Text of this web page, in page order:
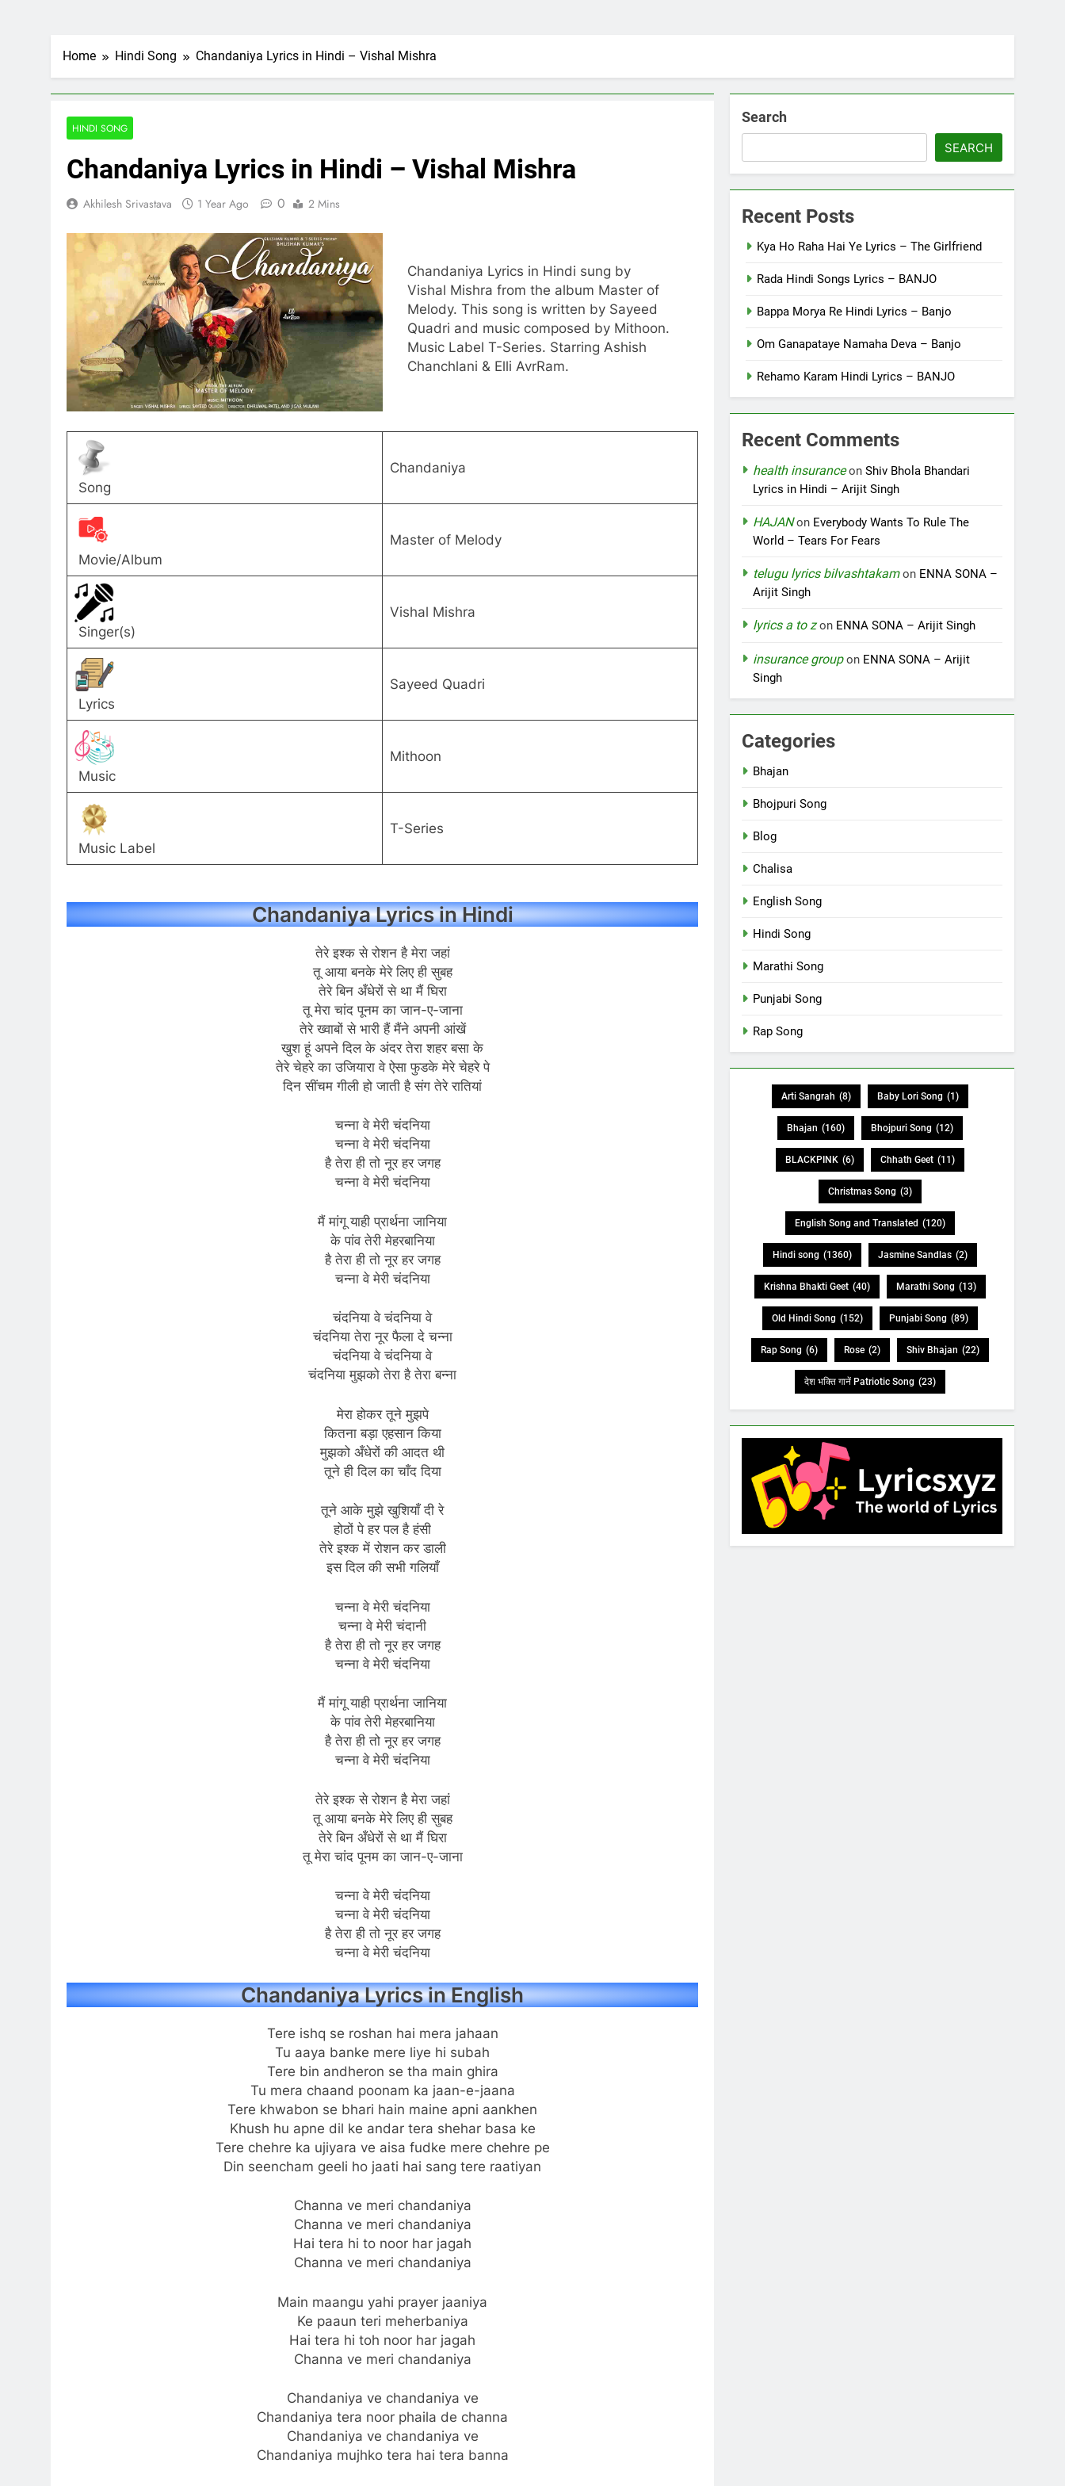
Home Hindi Song Chandaniya Lyrics in Hindi – Vishal Mishra
HINDI SONG
Chandaniya Lyrics in Hindi – Vishal Mishra
Akhilesh Srivastava 1 Year Ago 0 2 Mins
Chandaniya Lyrics in Hindi sung by
Vishal Mishra from the album Master of
Melody. This song is written by Sayeed
Quadri and music composed by Mithoon.
Music Label T-Series. Starring Ashish
Chanchlani & Elli AvrRam.
Song
Chandaniya
Movie/Album
Master of Melody
Singer(s)
Vishal Mishra
Lyrics
Sayeed Quadri
Music
Mithoon
Music Label
T-Series
Chandaniya Lyrics in Hindi
तेरे इश्क से रोशन है मेरा जहां
तू आया बनके मेरे लिए ही सुबह
तेरे बिन अँधेरों से था मैं घिरा
तू मेरा चांद पूनम का जान-ए-जाना
तेरे ख्वाबों से भारी हैं मैंने अपनी आंखें
खुश हूं अपने दिल के अंदर तेरा शहर बसा के
तेरे चेहरे का उजियारा वे ऐसा फुडके मेरे चेहरे पे
दिन सींचम गीली हो जाती है संग तेरे रातियां
चन्ना वे मेरी चंदनिया
चन्ना वे मेरी चंदनिया
है तेरा ही तो नूर हर जगह
चन्ना वे मेरी चंदनिया
मैं मांगू याही प्रार्थना जानिया
के पांव तेरी मेहरबानिया
है तेरा ही तो नूर हर जगह
चन्ना वे मेरी चंदनिया
चंदनिया वे चंदनिया वे
चंदनिया तेरा नूर फैला दे चन्ना
चंदनिया वे चंदनिया वे
चंदनिया मुझको तेरा है तेरा बन्ना
मेरा होकर तूने मुझपे
कितना बड़ा एहसान किया
मुझको अँधेरों की आदत थी
तूने ही दिल का चाँद दिया
तूने आके मुझे खुशियाँ दी रे
होठों पे हर पल है हंसी
तेरे इश्क में रोशन कर डाली
इस दिल की सभी गलियाँ
चन्ना वे मेरी चंदनिया
चन्ना वे मेरी चंदानी
है तेरा ही तो नूर हर जगह
चन्ना वे मेरी चंदनिया
मैं मांगू याही प्रार्थना जानिया
के पांव तेरी मेहरबानिया
है तेरा ही तो नूर हर जगह
चन्ना वे मेरी चंदनिया
तेरे इश्क से रोशन है मेरा जहां
तू आया बनके मेरे लिए ही सुबह
तेरे बिन अँधेरों से था मैं घिरा
तू मेरा चांद पूनम का जान-ए-जाना
चन्ना वे मेरी चंदनिया
चन्ना वे मेरी चंदनिया
है तेरा ही तो नूर हर जगह
चन्ना वे मेरी चंदनिया
Chandaniya Lyrics in English
Tere ishq se roshan hai mera jahaan
Tu aaya banke mere liye hi subah
Tere bin andheron se tha main ghira
Tu mera chaand poonam ka jaan-e-jaana
Tere khwabon se bhari hain maine apni aankhen
Khush hu apne dil ke andar tera shehar basa ke
Tere chehre ka ujiyara ve aisa fudke mere chehre pe
Din seencham geeli ho jaati hai sang tere raatiyan
Channa ve meri chandaniya
Channa ve meri chandaniya
Hai tera hi to noor har jagah
Channa ve meri chandaniya
Main maangu yahi prayer jaaniya
Ke paaun teri meherbaniya
Hai tera hi toh noor har jagah
Channa ve meri chandaniya
Chandaniya ve chandaniya ve
Chandaniya tera noor phaila de channa
Chandaniya ve chandaniya ve
Chandaniya mujhko tera hai tera banna
Search
SEARCH
Recent Posts
Kya Ho Raha Hai Ye Lyrics – The Girlfriend
Rada Hindi Songs Lyrics – BANJO
Bappa Morya Re Hindi Lyrics – Banjo
Om Ganapataye Namaha Deva – Banjo
Rehamo Karam Hindi Lyrics – BANJO
Recent Comments
health insuranceonShiv Bhola Bhandari
Lyrics in Hindi – Arijit Singh
HAJANon Everybody Wants To Rule The
World – Tears For Fears
telugu lyrics bilvashtakamon ENNA SONA –
Arijit Singh
lyrics a to zon ENNA SONA – Arijit Singh
insurance groupon ENNA SONA – Arijit
Singh
Categories
Bhajan
Bhojpuri Song
Blog
Chalisa
English Song
Hindi Song
Marathi Song
Punjabi Song
Rap Song
Arti Sangrah (8) Baby Lori Song (1)
Bhajan (160) Bhojpuri Song (12)
BLACKPINK (6) Chhath Geet (11)
Christmas Song (3)
English Song and Translated (120)
Hindi song (1360) Jasmine Sandlas (2)
Krishna Bhakti Geet (40) Marathi Song (13)
Old Hindi Song (152) Punjabi Song (89)
Rap Song (6) Rose (2) Shiv Bhajan (22)
देश भक्ति गानें Patriotic Song (23)